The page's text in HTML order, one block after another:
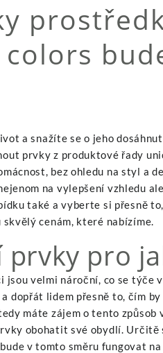
colors
a snažíte se o jeho
prvky z produktové řady
bez ohledu na styl a
na vylepšení vzhledu
také a vyberte si přesně
cenám, které nabízíme.
prvky pro
jsou velmi nároční, co se týče
a dopřát lidem přesně to, čím
máte zájem o tento způsob
obohatit své obydlí. Určitě
v tomto směru fungovat